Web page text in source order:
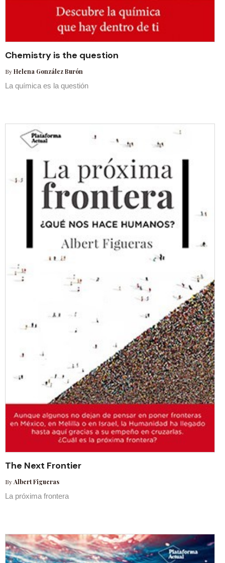
Chemistry is the question
ByHelena González Burón
La química es la questión
The Next Frontier
ByAlbert Figueras
La próxima frontera